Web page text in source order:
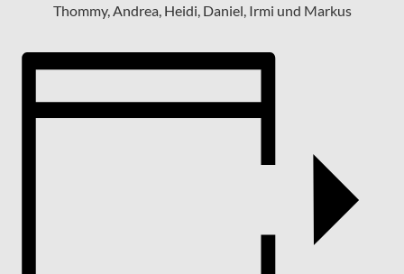
Thommy, Andrea, Heidi, Daniel, Irmi und Markus